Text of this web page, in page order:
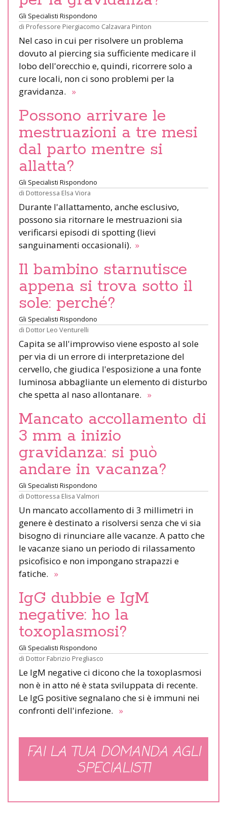
Gli Specialisti Rispondono
di Professore Piergiacomo Calzavara Pinton
Nel caso in cui per risolvere un problema
dovuto al piercing sia sufficiente medicare il
lobo dell'orecchio e, quindi, ricorrere solo a
cure locali, non ci sono problemi per la
gravidanza. »
Possono arrivare le
mestruazioni a tre mesi
dal parto mentre si
allatta?
Gli Specialisti Rispondono
di Dottoressa Elsa Viora
Durante l'allattamento, anche esclusivo,
possono sia ritornare le mestruazioni sia
verificarsi episodi di spotting (lievi
sanguinamenti occasionali). »
Il bambino starnutisce
appena si trova sotto il
sole: perché?
Gli Specialisti Rispondono
di Dottor Leo Venturelli
Capita se all'improvviso viene esposto al sole
per via di un errore di interpretazione del
cervello, che giudica l'esposizione a una fonte
luminosa abbagliante un elemento di disturbo
che spetta al naso allontanare. »
Mancato accollamento di
3 mm a inizio
gravidanza: si può
andare in vacanza?
Gli Specialisti Rispondono
di Dottoressa Elisa Valmori
Un mancato accollamento di 3 millimetri in
genere è destinato a risolversi senza che vi sia
bisogno di rinunciare alle vacanze. A patto che
le vacanze siano un periodo di rilassamento
psicofisico e non impongano strapazzi e
fatiche. »
IgG dubbie e IgM
negative: ho la
toxoplasmosi?
Gli Specialisti Rispondono
di Dottor Fabrizio Pregliasco
Le IgM negative ci dicono che la toxoplasmosi
non è in atto né è stata sviluppata di recente.
Le IgG positive segnalano che si è immuni nei
confronti dell'infezione. »
FAI LA TUA DOMANDA AGLI
SPECIALISTI